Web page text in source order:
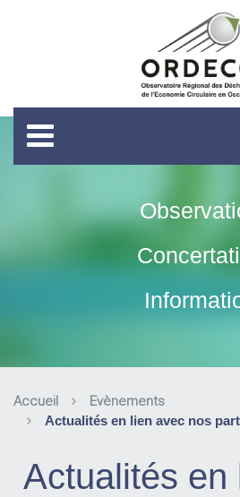
Accueil Evènements
Actualités en lien avec nos
Actualités en